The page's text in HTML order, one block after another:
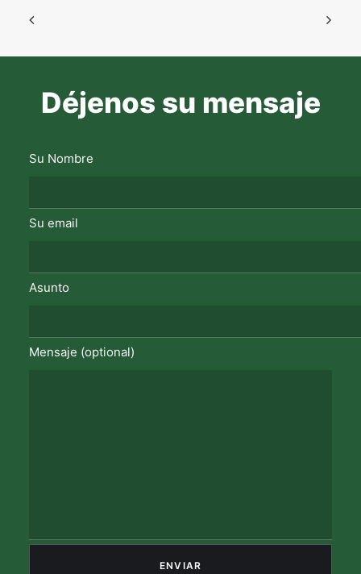
Déjenos su mensaje
Su Nombre
Su email
Asunto
Mensaje (optional)